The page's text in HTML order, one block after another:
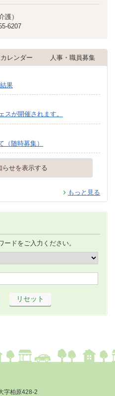
）
6207
レンダー 人事・職員募集
果
スが開催されます。
随時募集）
らせを表示する
もっと見る
ドをご入力ください。
字柏原428-2